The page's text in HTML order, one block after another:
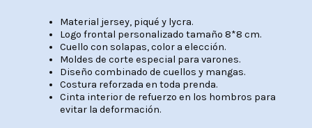
Material jersey, piqué y lycra.
Logo frontal personalizado tamaño 8*8 cm.
Cuello con solapas, color a elección.
Moldes de corte especial para varones.
Diseño combinado de cuellos y mangas.
Costura reforzada en toda prenda.
Cinta interior de refuerzo en los hombros para
evitar la deformación.